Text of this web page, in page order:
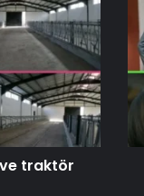
ve traktör